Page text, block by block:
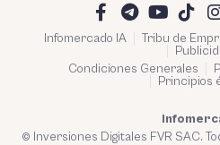
Infomercado IA Tribu de
Condiciones Generales
Principios
© Inversiones Digitales FVR SAC.